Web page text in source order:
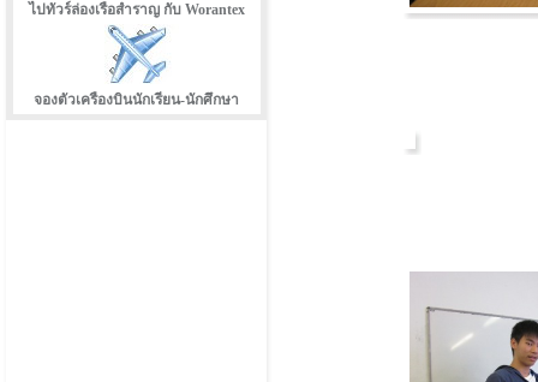
ไปทัวร์ล่องเรือสำราญ กับ Worantex
จองตัวเครืองบินนักเรียน-นักศึกษา